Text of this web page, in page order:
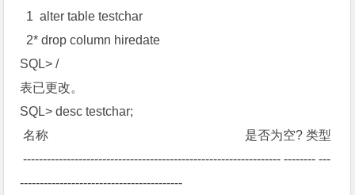
1 alter table testchar
2* drop column hiredate
SQL> /
表已更改。
SQL> desc testchar;
名称 是否为空? 类型
----------------------------------------------------------------- -------- ---
-----------------------------------------